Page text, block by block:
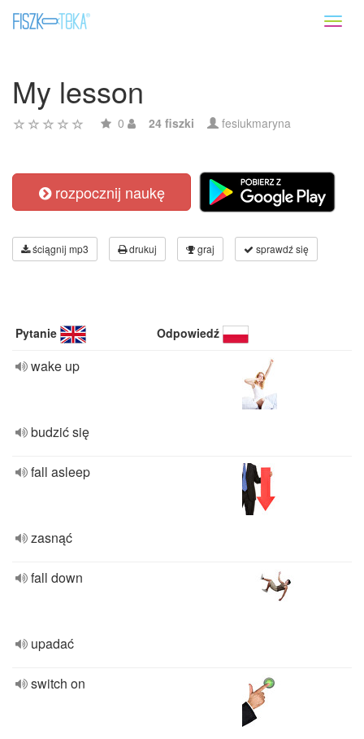
My lesson
0 24 fiszki fesiukmaryna
rozpocznij naukę
ściągnij mp3 drukuj graj sprawdź się
Pytanie Odpowiedź
wake up
budzić się
fall asleep
zasnąć
fall down
upadać
switch on